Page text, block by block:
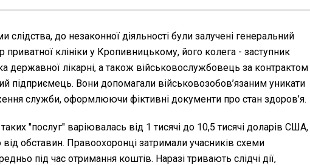
слідства, до незаконної діяльності були залучені генеральний
приватної клініки у Кропивницькому, його колега - заступник
державної лікарні, а також військовослужбовець за контрактом
підприємець. Вони допомагали військовозобов’язаним уникати
служби, оформлюючи фіктивні документи про стан здоров’я.
таких "послуг" варіювалась від 1 тисячі до 10,5 тисячі доларів США,
обставин. Правоохоронці затримали учасників схеми
під час отримання коштів. Наразі тривають слідчі дії,